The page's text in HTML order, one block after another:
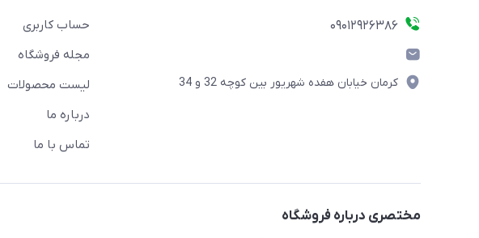
09012926386
کرمان خیابان هفده شهریور بین کوچه 32 و 34
حساب کاربری
مجله فروشگاه
لیست محصولات
درباره ما
تماس با ما
مختصری درباره فروشگاه